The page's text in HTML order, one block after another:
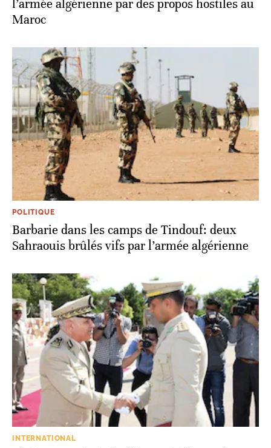
l’armée algérienne par des propos hostiles au
Maroc
POLITIQUE
Barbarie dans les camps de Tindouf: deux
Sahraouis brûlés vifs par l’armée algérienne
INTERNATIONAL